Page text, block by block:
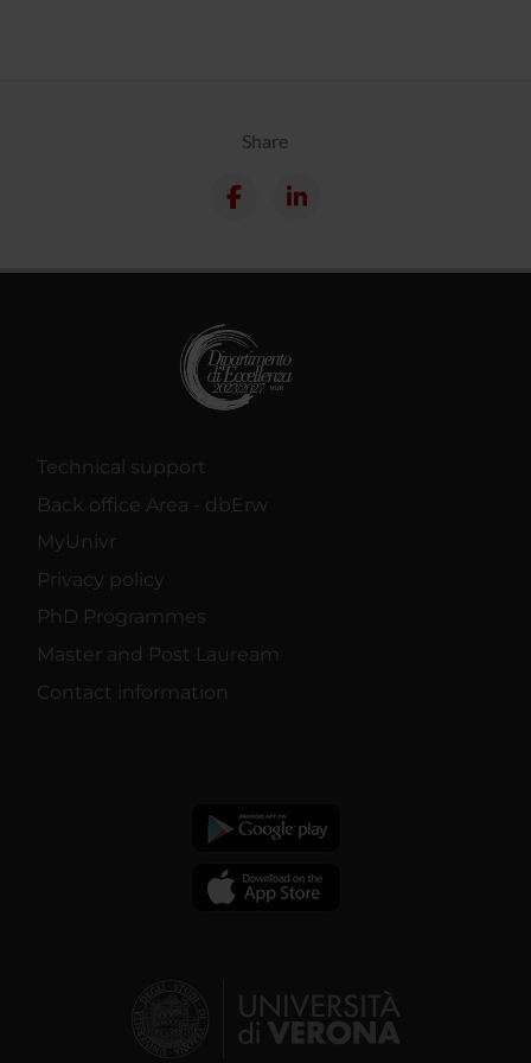
Share
Technical support
Back office Area - dbErw
MyUnivr
Privacy policy
PhD Programmes
Master and Post Lauream
Contact information